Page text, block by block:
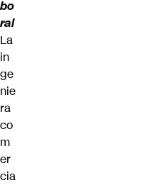
bo
ral
La
in
ge
nie
ra
co
m
er
cia